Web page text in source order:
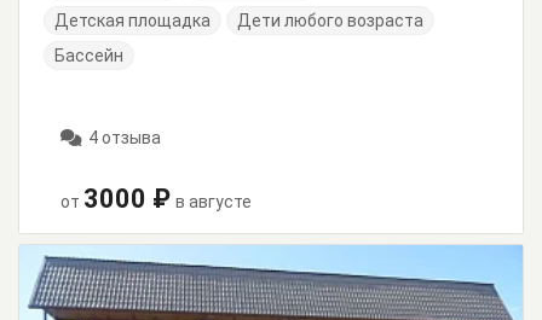
Детская площадка
Дети любого возраста
Бассейн
4 отзыва
от 3000 ₽ в августе